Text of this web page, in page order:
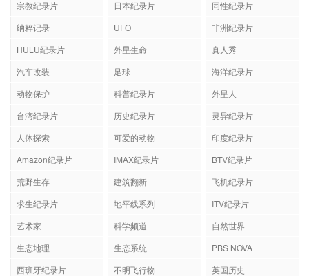
宗教纪录片 日本纪录片
同性纪录片
纳粹记录
UFO
非洲纪录片
HULU纪录片
外星生命
真人秀
汽车改装
足球
海洋纪录片
动物保护
科普纪录片
外星人
台湾纪录片
历史纪录片
灵异纪录片
人体探索
可爱的动物
印度纪录片
Amazon纪录片
IMAX纪录片
BTV纪录片
荒野生存
建筑翻新
飞机纪录片
求生纪录片
地平线系列
ITV纪录片
艺术家
科学频道
自然世界
生态地理
生态系统
PBS NOVA
西班牙纪录片
不明飞行物
英国历史